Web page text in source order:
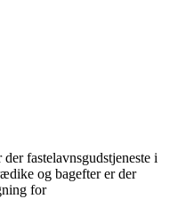
fastelavnsgudstjeneste i
og bagefter er der
for